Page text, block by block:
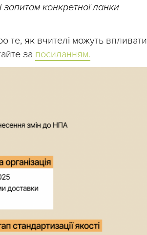
запитам конкретної ланки
те, як вчителі можуть впливати
за посиланням.